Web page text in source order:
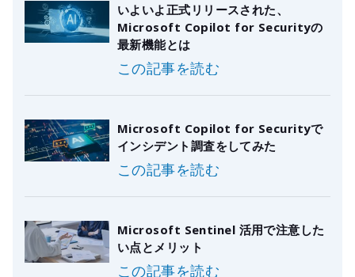
いよいよ正式リリースされた、
Microsoft Copilot for Securityの
最新機能とは
この記事を読む
Microsoft Copilot for Securityで
インシデント調査をしてみた
この記事を読む
Microsoft Sentinel 活用で注意した
い点とメリット
この記事を読む